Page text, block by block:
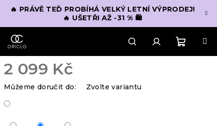
🔥 PRÁVĚ TEĎ PROBÍHÁ VELKÝ LETNÍ VÝPRODEJ!
🔥 UŠETŘI AŽ -31 % 🛍️
HledatPřihlášení
2 099 Kč
Měrná
Můžeme doručit do: Zvolte variantu